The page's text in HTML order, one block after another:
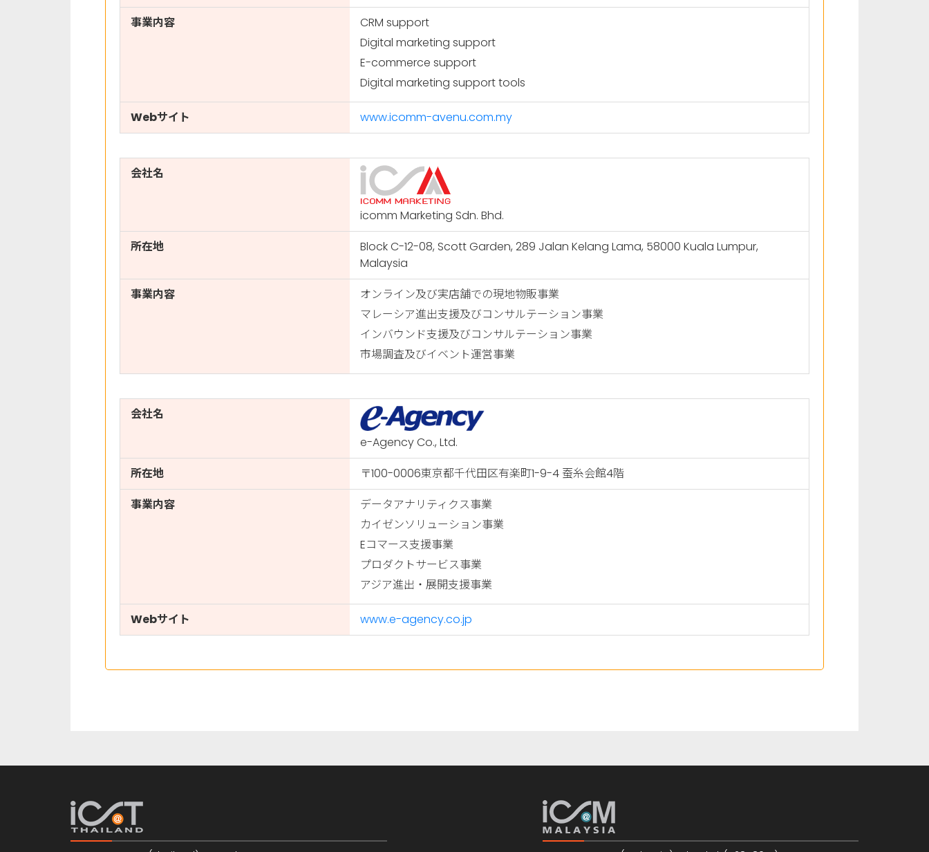
事業内容
CRM support
Digital marketing support
E-commerce support
Digital marketing support tools
Webサイト www.icomm-avenu.com.my
会社名
icomm Marketing Sdn. Bhd.
所在地
Block C-12-08, Scott Garden, 289 Jalan Kelang Lama, 58000 Kuala Lumpur,
Malaysia
事業内容
オンライン及び実店舗での現地物販事業
マレーシア進出支援及びコンサルテーション事業
インバウンド支援及びコンサルテーション事業
市場調査及びイベント運営事業
会社名
e-Agency Co., Ltd.
所在地
〒100-0006東京都千代田区有楽町1-9-4 蚕糸会館4階
事業内容
データアナリティクス事業
カイゼンソリューション事業
Eコマース支援事業
プロダクトサービス事業
アジア進出・展開支援事業
Webサイト www.e-agency.co.jp